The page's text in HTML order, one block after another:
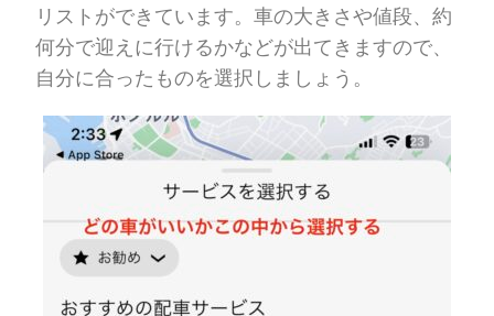
リストができています。車の大きさや値段、約
何分で迎えに行けるかなどが出てきますので、
自分に合ったものを選択しましょう。